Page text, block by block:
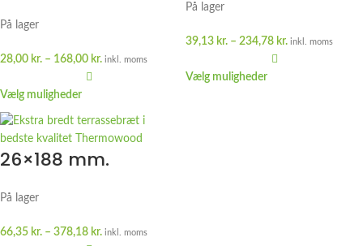
Thermowood smal
På lager
28,00 kr. – 168,00 kr. inkl. moms
Vælg muligheder
Thermowood bred
På lager
39,13 kr. – 234,78 kr. inkl. moms
Vælg muligheder
26×188 mm.
Thermowood
ekstra bred
På lager
66,35 kr. – 378,18 kr. inkl. moms